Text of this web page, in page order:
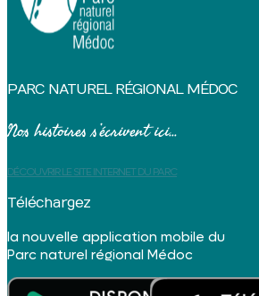
PARC NATUREL RÉGIONAL MÉDOC
Nos histoires s’écrivent ici...
DÉCOUVRIR LE SITE INTERNET DU PARC
Téléchargez
la nouvelle application mobile du
Parc naturel régional Médoc